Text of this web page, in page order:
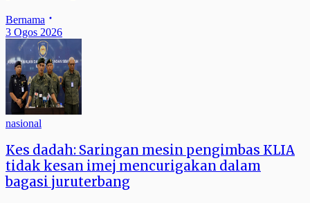
Bernama
3 Ogos 2026
nasional
Kes dadah: Saringan mesin pengimbas KLIA
tidak kesan imej mencurigakan dalam
bagasi juruterbang